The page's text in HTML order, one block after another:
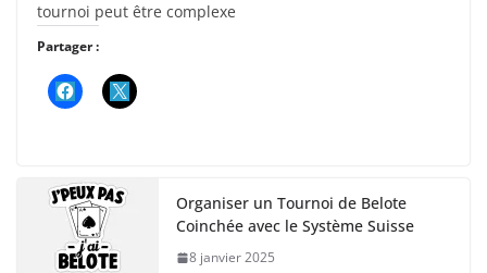
tournoi peut être complexe
Partager :
Organiser un Tournoi de Belote
Coinchée avec le Système Suisse
8 janvier 2025